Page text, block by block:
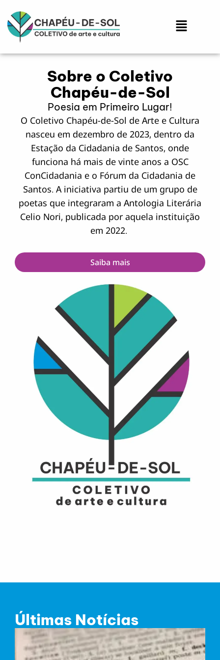
para
conteúdo
Menu
Sobre o Coletivo
Chapéu-de-Sol
Poesia em Primeiro Lugar!
O Coletivo Chapéu-de-Sol de Arte e Cultura
nasceu em dezembro de 2023, dentro da
Estação da Cidadania de Santos, onde
funciona há mais de vinte anos a OSC
ConCidadania e o Fórum da Cidadania de
Santos. A iniciativa partiu de um grupo de
poetas que integraram a Antologia Literária
Celio Nori, publicada por aquela instituição
em 2022.
Saiba mais
Últimas Notícias